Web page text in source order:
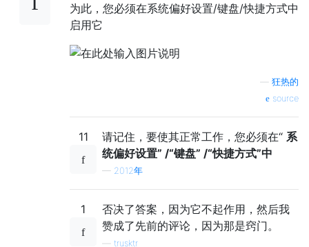
为此，您必须在系统偏好设置/键盘/快捷方式中
启用它
狂热的
source
11 请记住，要使其正常工作，您必须在“ 系
统偏好设置” /“键盘” /“快捷方式”中
— 2012年
1
否决了答案，因为它不起作用，然后我
赞成了先前的评论，因为那是窍门。
trusktr